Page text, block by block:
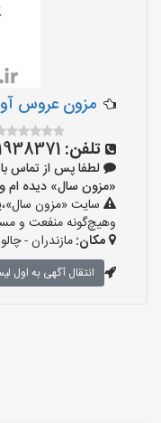
مزون عروس
تلفن:
لطفا پس از تماس
«مزون سال» دیده ام و کد «مزون-
سایت «مزون
وهیچ‌گونه منفعت و
مکان:مازندران -
انتقال آگهی به اول